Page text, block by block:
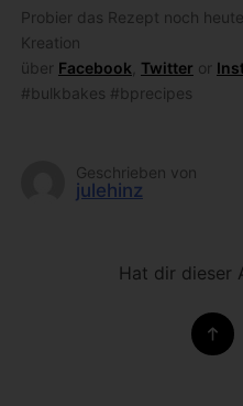
Probier das Rezept noch
Kreation
über Facebook Twitter or
#bulkbakes #bprecipes
Geschrieben von
julehinz
Hat dir dieser